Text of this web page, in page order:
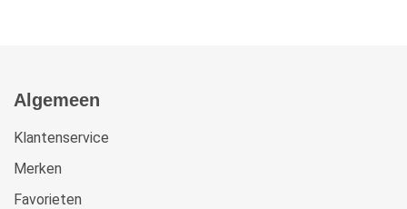
Algemeen
Klantenservice
Merken
Favorieten